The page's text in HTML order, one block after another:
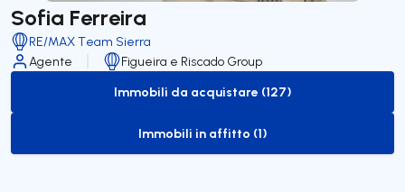
Sofia Ferreira
RE/MAX Team Sierra
Agente
Figueira e Riscado Group
to-buy-listing
Immobili da acquistare (127)
to-rent-listing
Immobili in affitto (1)